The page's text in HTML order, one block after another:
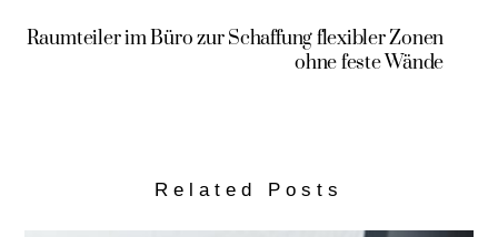
Raumteiler im Büro zur Schaffung flexibler Zonen
ohne feste Wände
Related Posts